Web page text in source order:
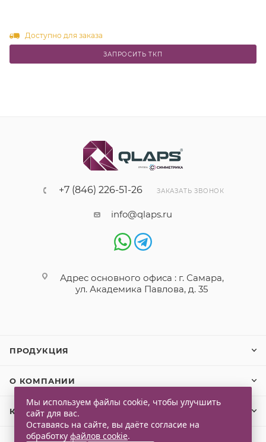
Доступно для заказа
ЗАПРОСИТЬ ТКП
+7 (846) 226-51-26 ЗАКАЗАТЬ ЗВОНОК
info@qlaps.ru
Адрес основного офиса : г. Самара,
ул. Академика Павлова, д. 35
ПРОДУКЦИЯ
О КОМПАНИИ
КЛИЕНТАМ
Мы используем файлы cookie, чтобы улучшить
сайт для вас.
Оставаясь на сайте, вы даёте согласие на
обработку файлов cookie.